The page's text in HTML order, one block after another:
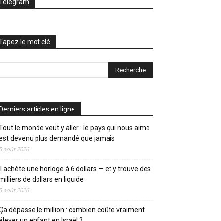
le mot clé
articles en ligne
le monde veut y aller : le pays qui nous aime
devenu plus demandé que jamais
août 2026
achète une horloge à 6 dollars — et y trouve des
de dollars en liquide
août 2026
dépasse le million : combien coûte vraiment